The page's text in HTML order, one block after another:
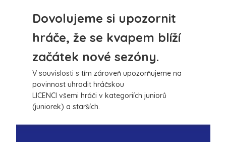
Dovolujeme si upozornit
hráče, že se kvapem blíží
začátek nové sezóny.
V souvislosti s tím zároveň upozorňujeme na
povinnost uhradit hráčskou
LICENCI všemi hráči v kategoriích juniorů
(juniorek) a starších.
Bez uhrazené licence hráče nelze vložit na